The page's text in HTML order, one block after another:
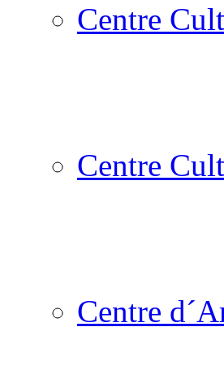
Centre
Centre
Centre